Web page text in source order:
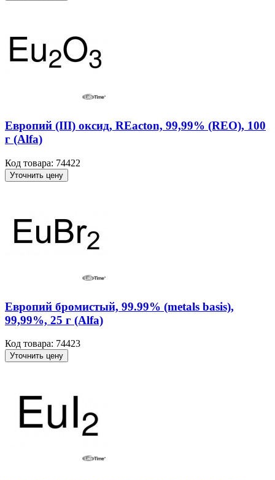
Европий (III) оксид, REacton, 99,99% (REO), 100
г (Alfa)
Код товара: 74422
Уточнить цену
Европий бромистый, 99.99% (metals basis),
99,99%, 25 г (Alfa)
Код товара: 74423
Уточнить цену